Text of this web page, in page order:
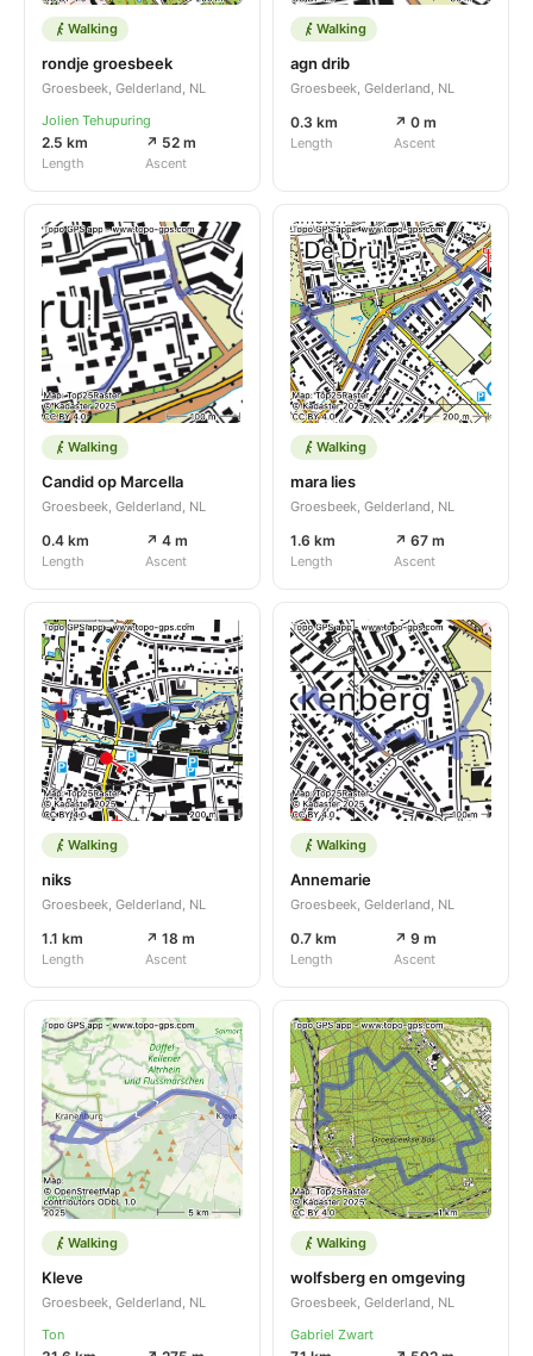
Walking
rondje groesbeek
Groesbeek, Gelderland, NL
Jolien Tehupuring
2.5 km
Length
↗ 52 m
Ascent
Walking
agn drib
Groesbeek, Gelderland, NL
0.3 km
Length
↗ 0 m
Ascent
Walking
Candid op Marcella
Groesbeek, Gelderland, NL
0.4 km
Length
↗ 4 m
Ascent
Walking
mara lies
Groesbeek, Gelderland, NL
1.6 km
Length
↗ 67 m
Ascent
Walking
niks
Groesbeek, Gelderland, NL
1.1 km
Length
↗ 18 m
Ascent
Walking
Annemarie
Groesbeek, Gelderland, NL
0.7 km
Length
↗ 9 m
Ascent
Walking
Kleve
Groesbeek, Gelderland, NL
Ton
Walking
wolfsberg en omgeving
Groesbeek, Gelderland, NL
Gabriel Zwart